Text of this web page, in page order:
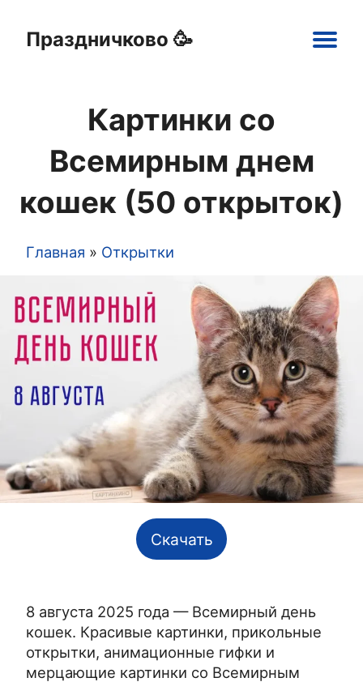
Праздничково 🥳
navigation
Открытки
Картинки
Шаблоны
Праздники
Картинки со
Всемирным днем
кошек (50 открыток)
навигации
Главная Открытки
Скачать
8 августа 2025 года — Всемирный день
кошек. Красивые картинки, прикольные
открытки, анимационные гифки и
мерцающие картинки со Всемирным